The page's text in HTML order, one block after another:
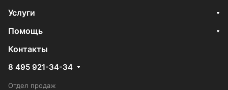
Услуги
Помощь
Контакты
8 495 921-34-34
Отдел продаж